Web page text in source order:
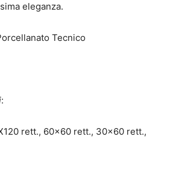
eleganza.
Tecnico
:
rett., 60×60 rett., 30×60 rett.,